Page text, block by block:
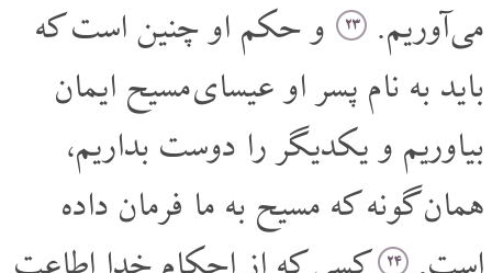
می آوریم.
۲۳ و حکم او چنین است که
باید به نام پسر او عیسای مسیح ایمان
بیاوریم و یکدیگر را دوست بداریم،
همان گونه که مسیح به ما فرمان داده
۲۴